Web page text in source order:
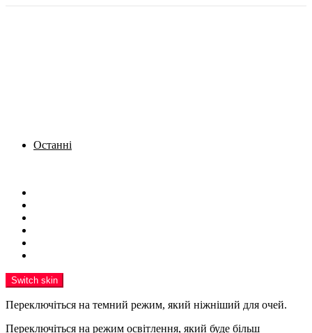
Останні
Switch skin
Переключіться на темний режим, який ніжніший для очей.
Переключіться на режим освітлення, який буде більш